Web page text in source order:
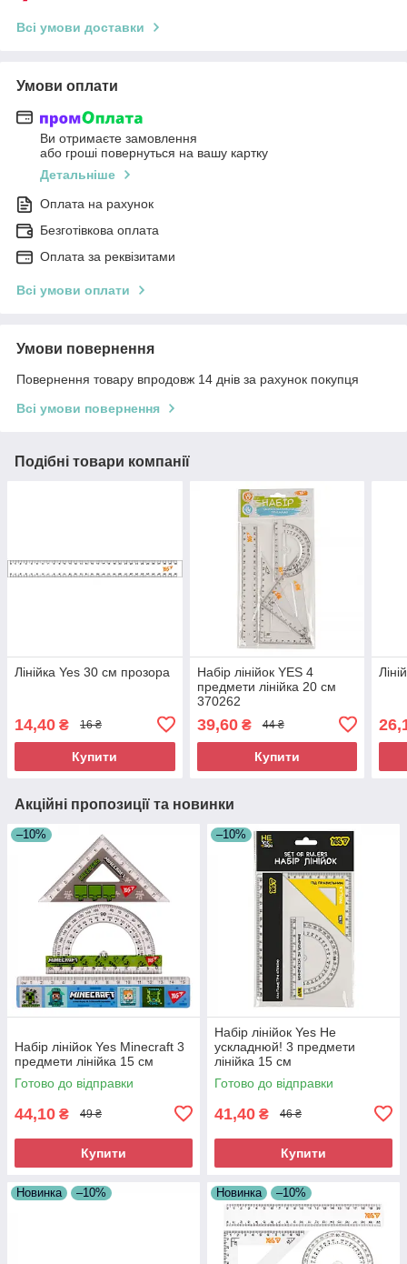
Всі умови доставки
Умови оплати
Ви отримаєте замовлення
або гроші повернуться на вашу картку
Детальніше
Оплата на рахунок
Безготівкова оплата
Оплата за реквізитами
Всі умови оплати
Умови повернення
Повернення товару впродовж 14 днів за рахунок покупця
Всі умови повернення
Подібні товари компанії
Лінійка Yes 30 см прозора
14,40 ₴ 16 ₴
Купити
Набір лінійок YES 4
предмети лінійка 20 см
370262
39,60₴ 44 ₴
Купити
Акційні пропозиції та новинки
–10%
Набір лінійок Yes Minecraft 3
предмети лінійка 15 см
Готово до відправки
44,10 ₴ 49 ₴
Купити
–10%
Набір лінійок Yes Не
ускладнюй! 3 предмети
лінійка 15 см
Готово до відправки
41,40 ₴ 46 ₴
Купити
Новинка –10% Новинка –10%